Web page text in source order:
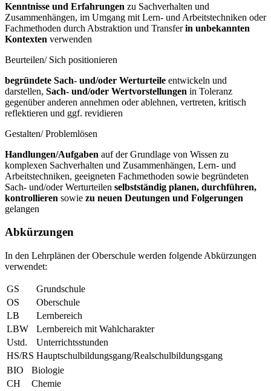
Kenntnisse und Erfahrungen zu Sachverhalten und
Zusammenhängen, im Umgang mit Lern- und Arbeitstechniken oder
Fachmethoden durch Abstraktion und Transferin unbekannten
Kontexten verwenden
Beurteilen/ Sich positionieren
begründete Sach- und/oder Werturteile entwickeln und
darstellen, Sach- und/oder Wertvorstellungen in Toleranz
gegenüber anderen annehmen oder ablehnen, vertreten, kritisch
reflektieren und ggf. revidieren
Gestalten/ Problemlösen
Handlungen/Aufgaben auf der Grundlage von Wissen zu
komplexen Sachverhalten und Zusammenhängen, Lern- und
Arbeitstechniken, geeigneten Fachmethoden sowie begründeten
Sach- und/oder Werturteilen selbstständig planen, durchführen,
kontrollieren sowie zu neuen Deutungen und Folgerungen
gelangen
Abkürzungen
In den Lehrplänen der Oberschule werden folgende Abkürzungen
verwendet:
GS
Grundschule
OS
Oberschule
LB
Lernbereich
LBW
Lernbereich mit Wahlcharakter
Ustd.
Unterrichtsstunden
HS/RS Hauptschulbildungsgang/Realschulbildungsgang
BIO
Biologie
CH
Chemie